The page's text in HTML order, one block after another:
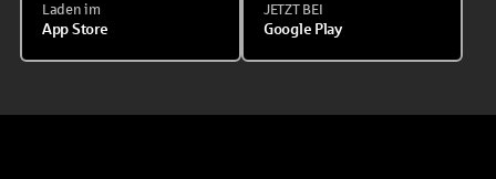
Laden im
App Store
JETZT BEI
Google Play